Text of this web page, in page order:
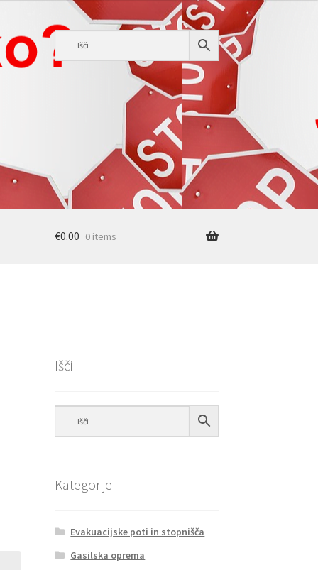
€0.00 0 items
Išči
Kategorije
Evakuacijske poti in stopnišča
Gasilska oprema